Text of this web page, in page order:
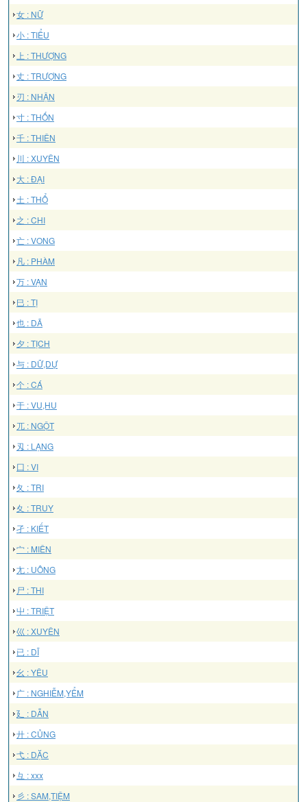
女 : NỮ
小 : TIỂU
上 : THƯỢNG
丈 : TRƯỢNG
刃 : NHẬN
寸 : THỐN
千 : THIÊN
川 : XUYÊN
大 : ĐẠI
土 : THỔ
之 : CHI
亡 : VONG
凡 : PHÀM
万 : VẠN
巳 : TỊ
也 : DÃ
夕 : TỊCH
与 : DỮ,DỰ
个 : CÁ
于 : VU,HU
兀 : NGỘT
刄 : LẠNG
囗 : VI
夂 : TRI
夊 : TRUY
孑 : KIẾT
宀 : MIÊN
尢 : UÔNG
尸 : THI
屮 : TRIỆT
巛 : XUYÊN
已 : DĨ
幺 : YÊU
广 : NGHIỄM,YỂM
廴 : DẪN
廾 : CỦNG
弋 : DẶC
彑 : xxx
彡 : SAM,TIỆM